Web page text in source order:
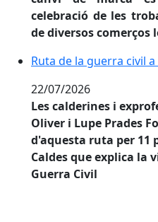
celebració de les
de diversos comerços
Ruta de la guerra civil
Ruta de la guerra civil
22/07/2026
Les calderines i
Oliver i Lupe Prades
d'aquesta ruta per 11
Caldes que explica la
Guerra Civil